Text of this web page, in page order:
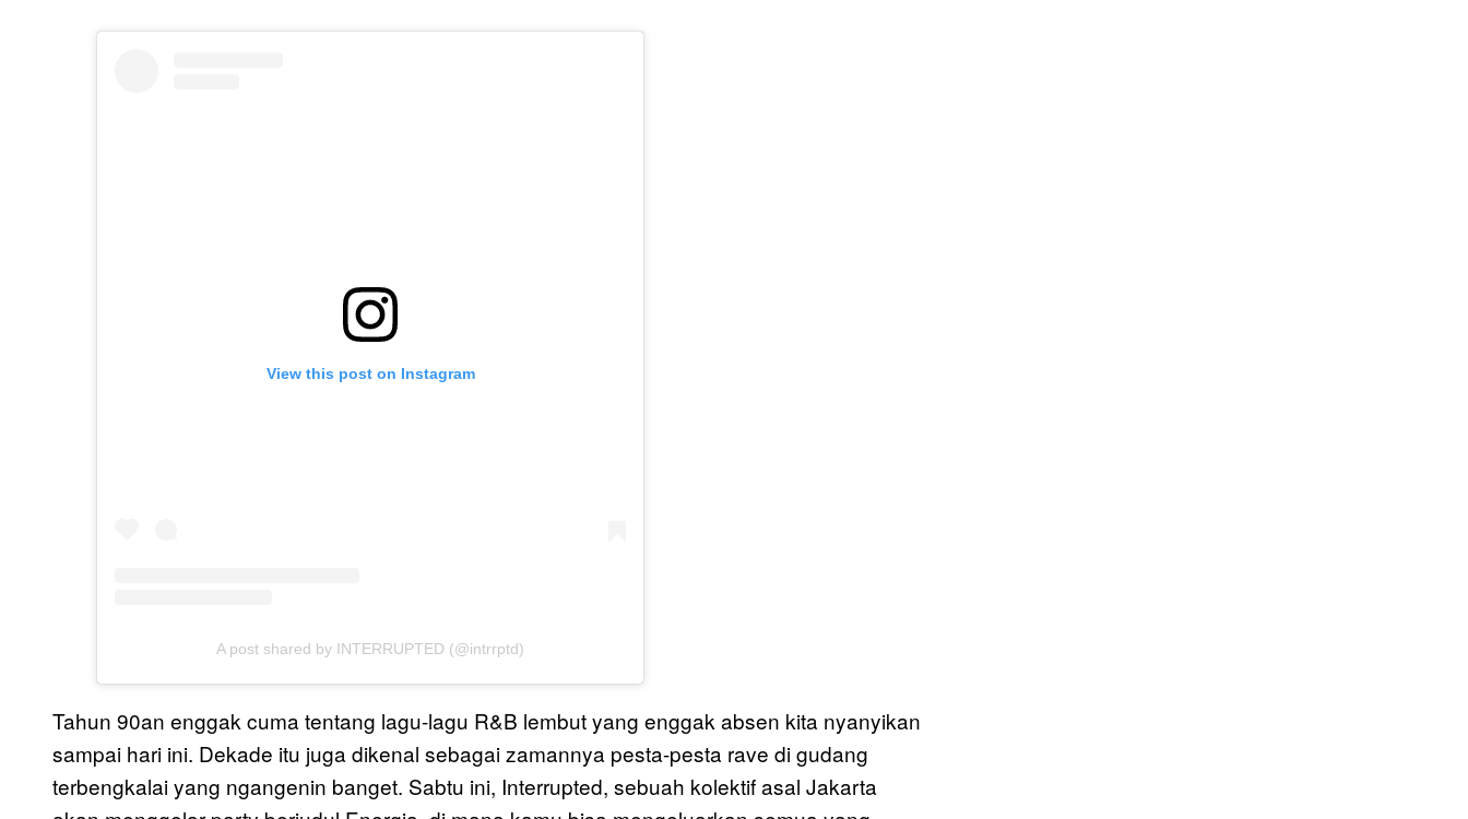
View this post on Instagram
A post shared by INTERRUPTED (@intrrptd)
Tahun 90an enggak cuma tentang lagu-lagu R&B lembut yang enggak absen kita nyanyikan
sampai hari ini. Dekade itu juga dikenal sebagai zamannya pesta-pesta rave di gudang
terbengkalai yang ngangenin banget. Sabtu ini, Interrupted, sebuah kolektif asal Jakarta